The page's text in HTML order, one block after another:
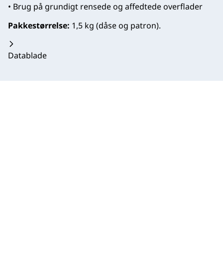
• Brug på grundigt rensede og affedtede overflader
Pakkestørrelse: 1,5 kg (dåse og patron).
Datablade